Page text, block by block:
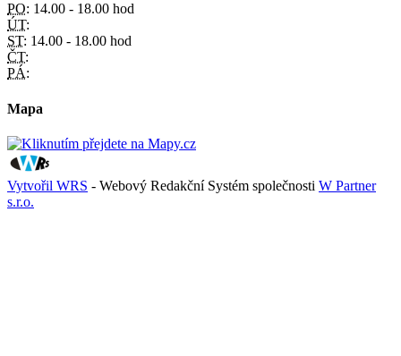
PO: 14.00 - 18.00 hod
ÚT:
ST: 14.00 - 18.00 hod
ČT:
PÁ:
Mapa
Vytvořil WRS - Webový Redakční Systém společnosti W Partner
s.r.o.